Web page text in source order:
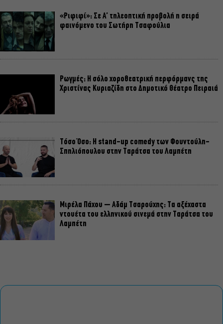
«Ριφιφί»: Σε Α’ τηλεοπτική προβολή η σειρά
φαινόμενο του Σωτήρη Τσαφούλια
Ρωγμές: Η σόλο χοροθεατρική περφόρμανς της
Χριστίνας Κυριαζίδη στο Δημοτικό Θέατρο Πειραιά
Τόσο Όσο: Η stand-up comedy των Φουντούλη-
Σπηλιόπουλου στην Ταράτσα του Λαμπέτη
Μιρέλα Πάχου – Αδάμ Τσαρούχης: Τα αξέχαστα
ντουέτα του ελληνικού σινεμά στην Ταράτσα του
Λαμπέτη